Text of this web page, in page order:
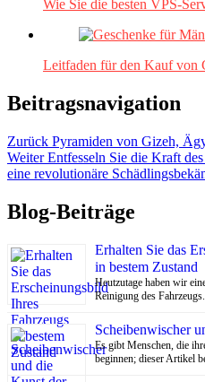
Wie Sie die besten VPS-
Leitfaden für den Kauf von
Beitragsnavigation
Zurück Pyramiden von Gizeh,
WeiterEntfesseln Sie die Kraft
eine revolutionäre
Blog-Beiträge
Erhalten Sie das
in bestem Zustand
Heutzutage haben wir
Reinigung des
Scheibenwischer
Es gibt Menschen, die
beginnen; dieser Artikel